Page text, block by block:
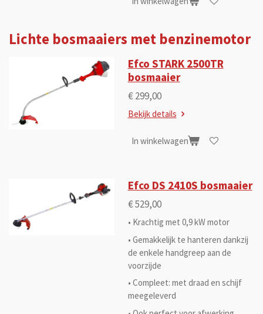
Lichte bosmaaiers met benzinemotor
Efco STARK 2500TR
bosmaaier
€ 299,00
Bekijk details
In winkelwagen
Efco DS 2410S bosmaaier
€ 529,00
• Krachtig met 0,9 kW motor
• Gemakkelijk te hanteren dankzij
de enkele handgreep aan de
voorzijde
• Compleet: met draad en schijf
meegeleverd